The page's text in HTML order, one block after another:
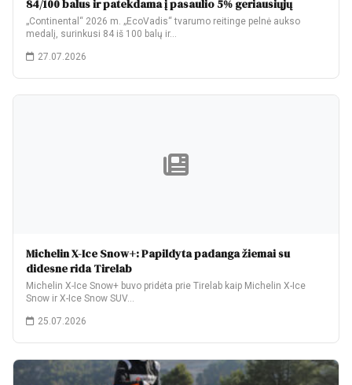
84/100 balus ir patekdama į pasaulio 5% geriausiųjų
„Continental“ 2026 m. „EcoVadis“ tvarumo reitinge pelnė aukso
medalį, surinkusi 84 iš 100 balų ir…
27.07.2026
Michelin X-Ice Snow+: Papildyta padanga žiemai su
didesne rida Tirelab
Michelin X-Ice Snow+ buvo pridėta prie Tirelab kaip Michelin X-Ice
Snow ir X-Ice Snow SUV…
25.07.2026